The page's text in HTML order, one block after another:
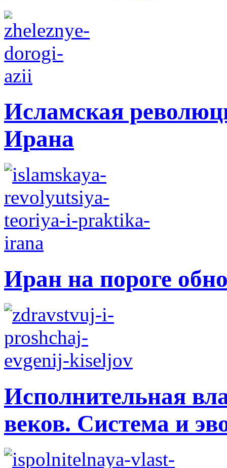
Исламская
Ирана
Иран на пороге
Исполнительная
веков. Система и